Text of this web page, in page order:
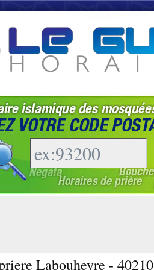
Labouheyre - 40210